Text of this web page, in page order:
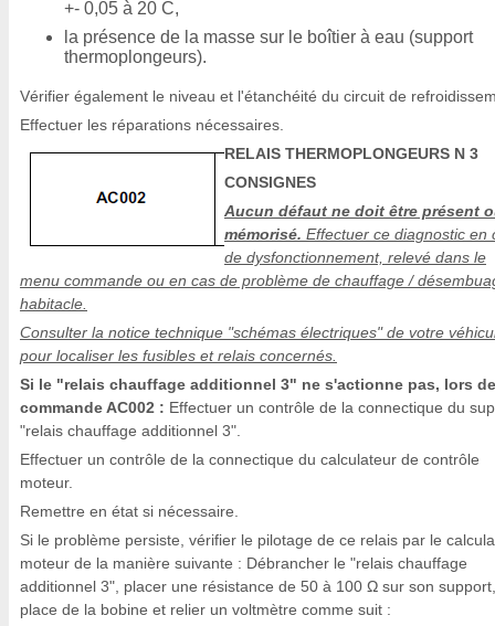
+- 0,05 à 20 C,
la présence de la masse sur le boîtier à eau (support
thermoplongeurs).
Vérifier également le niveau et l'étanchéité du circuit de
Effectuer les réparations nécessaires.
RELAIS THERMOPLONGEURS N 3
CONSIGNES
Aucun défaut ne doit être présent
mémorisé. Effectuer ce diagnostic en
de dysfonctionnement, relevé dans le
menu commande ou en cas de problème de chauffage /
habitacle.
Consulter la notice technique "schémas électriques" de votre
pour localiser les fusibles et relais concernés.
Si le "relais chauffage additionnel 3" ne s'actionne pas, lors
commande AC002 : Effectuer un contrôle de la connectique du
"relais chauffage additionnel 3".
Effectuer un contrôle de la connectique du calculateur de contrôle
moteur.
Remettre en état si nécessaire.
Si le problème persiste, vérifier le pilotage de ce relais par le
moteur de la manière suivante : Débrancher le "relais chauffage
additionnel 3", placer une résistance de 50 à 100 Ω sur son
place de la bobine et relier un voltmètre comme suit :